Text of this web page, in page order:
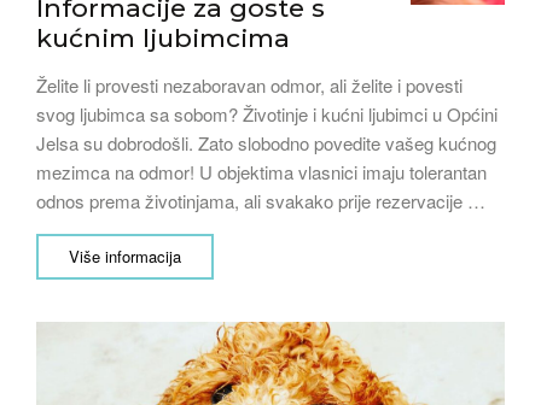
Informacije za goste s
kućnim ljubimcima
Želite li provesti nezaboravan odmor, ali želite i povesti
svog ljubimca sa sobom? Životinje i kućni ljubimci u Općini
Jelsa su dobrodošli. Zato slobodno povedite vašeg kućnog
mezimca na odmor! U objektima vlasnici imaju tolerantan
odnos prema životinjama, ali svakako prije rezervacije …
Više informacija